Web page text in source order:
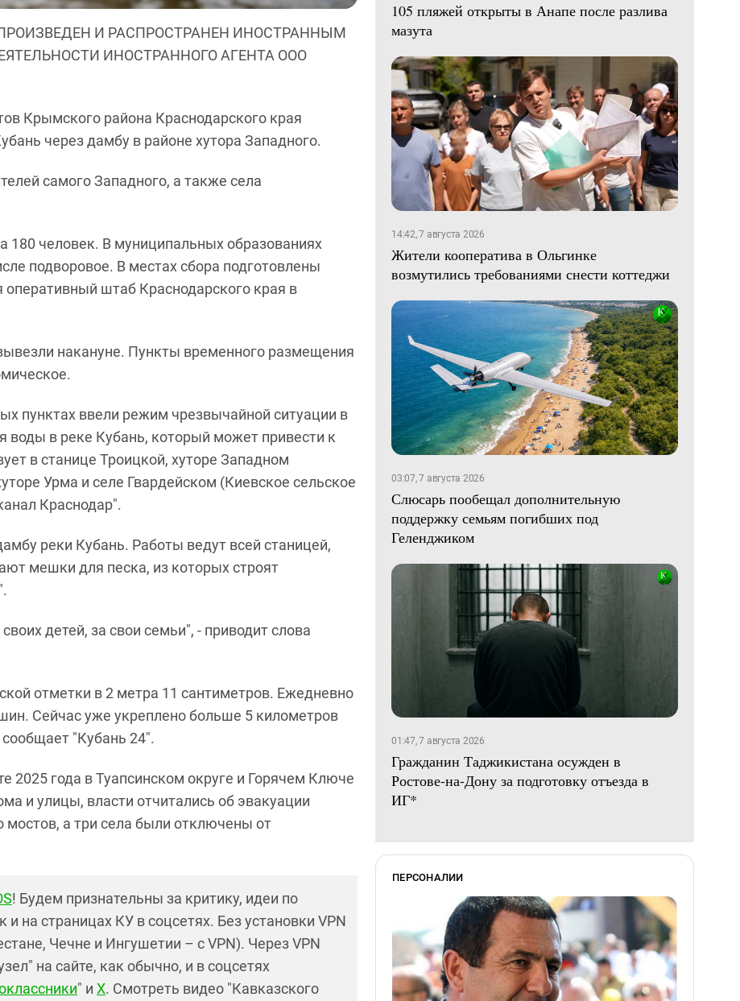
И РАСПРОСТРАНЕН ИНОСТРАННЫМ
ИНОСТРАННОГО АГЕНТА ООО
Крымского района Краснодарского края
через дамбу в районе хутора Западного.
самого Западного, а также села
человек. В муниципальных образованиях
подворовое. В местах сбора подготовлены
штаб Краснодарского края в
накануне. Пункты временного размещения
пунктах ввели режим чрезвычайной ситуации в
в реке Кубань, который может привести к
в станице Троицкой, хуторе Западном
Урма и селе Гвардейском (Киевское сельское
Краснодар".
реки Кубань. Работы ведут всей станицей,
мешки для песка, из которых строят
детей, за свои семьи", - приводит слова
отметки в 2 метра 11 сантиметров. Ежедневно
Сейчас уже укреплено больше 5 километров
"Кубань 24".
2025 года в Туапсинском округе и Горячем Ключе
и улицы, власти отчитались об эвакуации
а три села были отключены от
! Будем признательны за критику, идеи по
на страницах КУ в соцсетях. Без установки VPN
Чечне и Ингушетии – с VPN). Через VPN
на сайте, как обычно, и в соцсетях
" и X. Смотреть видео "Кавказского
105 пляжей открыты в Анапе после разлива
мазута
14:42, 7 августа 2026
Жители кооператива в Ольгинке
возмутились требованиями снести коттеджи
03:07, 7 августа 2026
Слюсарь пообещал дополнительную
поддержку семьям погибших под
Геленджиком
01:47, 7 августа 2026
Гражданин Таджикистана осужден в
Ростове-на-Дону за подготовку отъезда в
ИГ*
ПЕРСОНАЛИИ